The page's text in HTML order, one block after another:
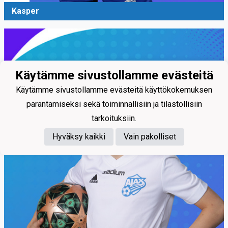
Kasper
Käytämme sivustollamme evästeitä
Käytämme sivustollamme evästeitä käyttökokemuksen
parantamiseksi sekä toiminnallisiin ja tilastollisiin
tarkoituksiin.
Hyväksy kaikki
Vain pakolliset